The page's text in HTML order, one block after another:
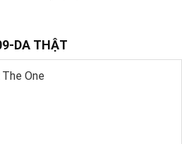
DA THẬT
One